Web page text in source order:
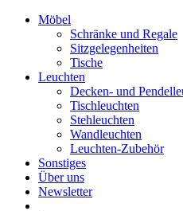
Möbel
Schränke und Regale
Sitzgelegenheiten
Tische
Leuchten
Decken- und
Tischleuchten
Stehleuchten
Wandleuchten
Leuchten-Zubehör
Sonstiges
Über uns
Newsletter